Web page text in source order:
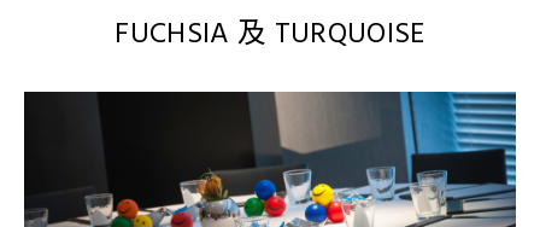
FUCHSIA 及 TURQUOISE